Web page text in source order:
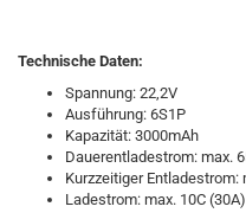
Technische Daten:
Spannung: 22,2V
Ausführung: 6S1P
Kapazität: 3000mAh
Dauerentladestrom: max.
Kurzzeitiger Entladestrom:
Ladestrom: max. 10C (30A)